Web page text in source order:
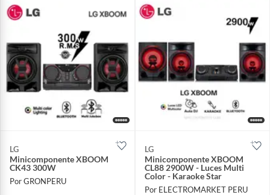
LG
Minicomponente XBOOM
CK43 300W
Por GRONPERU
LG
Minicomponente XBOOM
CL88 2900W - Luces Multi
Color - Karaoke Star
Por ELECTROMARKET PERU